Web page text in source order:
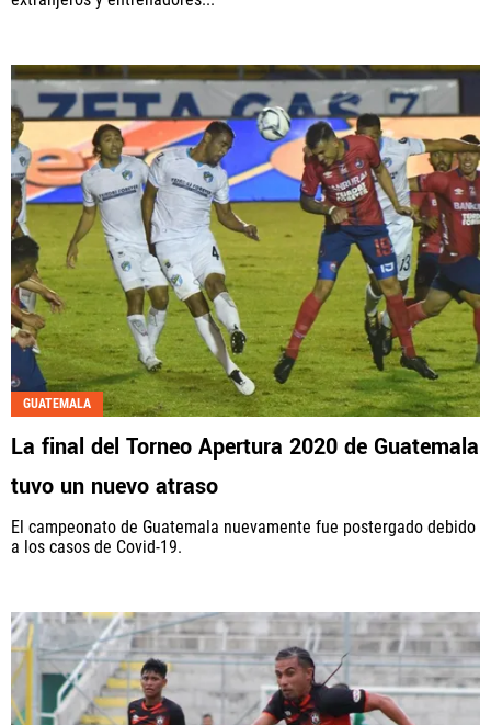
GUATEMALA
La final del Torneo Apertura 2020 de Guatemala
tuvo un nuevo atraso
El campeonato de Guatemala nuevamente fue postergado debido
a los casos de Covid-19.